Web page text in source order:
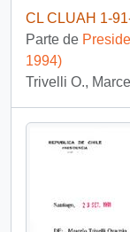
CL CLUAH 1-
Parte de
1994)
Trivelli O.,